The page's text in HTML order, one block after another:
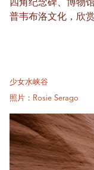
四角纪念碑、博物
普韦布洛文化，欣
少女水峡谷
照片：Rosie Serago